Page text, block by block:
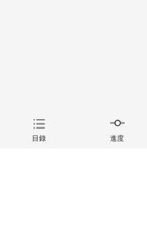
目錄 進度